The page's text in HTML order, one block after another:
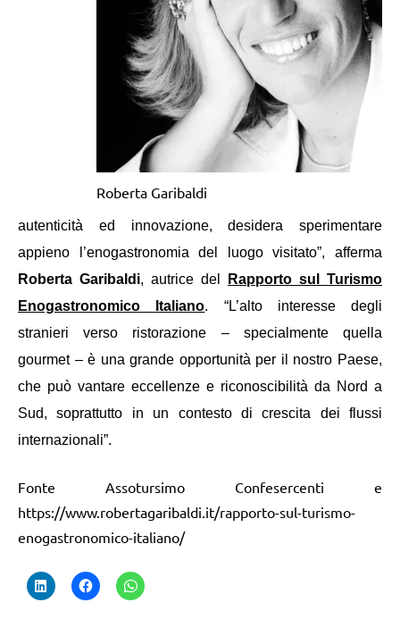
Roberta Garibaldi
autenticità ed innovazione, desidera sperimentare
appieno l’enogastronomia del luogo visitato”, afferma
Roberta Garibaldi, autrice del
Rapporto sul Turismo
Enogastronomico Italiano. “L’alto interesse degli
stranieri verso ristorazione – specialmente quella
gourmet – è una grande opportunità per il nostro Paese,
che può vantare eccellenze e riconoscibilità da Nord a
Sud, soprattutto in un contesto di crescita dei flussi
internazionali”.
Fonte Assotursimo Confesercenti e
https://www.robertagaribaldi.it/rapporto-sul-turismo-
enogastronomico-italiano/